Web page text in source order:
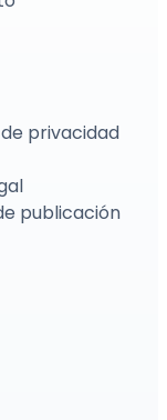
privacidad
publicación